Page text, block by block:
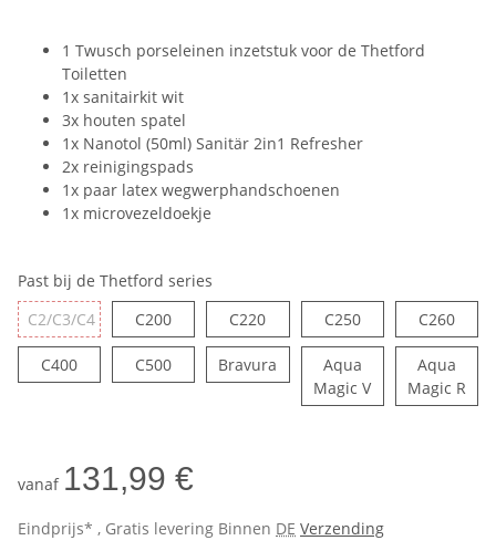
1 Twusch porseleinen inzetstuk voor de Thetford
Toiletten
1x sanitairkit wit
3x houten spatel
1x Nanotol (50ml) Sanitär 2in1 Refresher
2x reinigingspads
1x paar latex wegwerphandschoenen
1x microvezeldoekje
Past bij de Thetford series
C2/C3/C4
C2/C3/C4
C200C200 C220C220 C250C250 C260C260
C400C400 C500C500 Bravura BravuraAqua
Magic VAqua Magic V
Aqua
Magic R
vanaf 131,99 €
Eindprijs* , Gratis levering Binnen DE Verzending